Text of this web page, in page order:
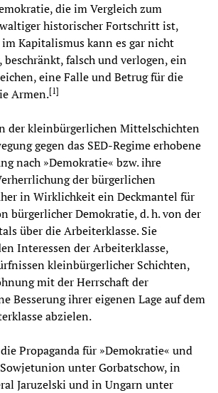
die im Vergleich zum
historischer Fortschritt ist,
Kapitalismus kann es gar nicht
beschränkt, falsch und verlogen, ein
eine Falle und Betrug für die
Armen.[1]
der kleinbürgerlichen Mittelschichten
gegen das SED-Regime erhobene
nach »Demokratie« bzw. ihre
der bürgerlichen
in Wirklichkeit ein Deckmantel für
bürgerlicher Demokratie, d. h. von der
über die Arbeiterklasse. Sie
Interessen der Arbeiterklasse,
kleinbürgerlicher Schichten,
mit der Herrschaft der
Besserung ihrer eigenen Lage auf dem
abzielen.
Propaganda für »Demokratie« und
unter Gorbatschow, in
Jaruzelski und in Ungarn unter